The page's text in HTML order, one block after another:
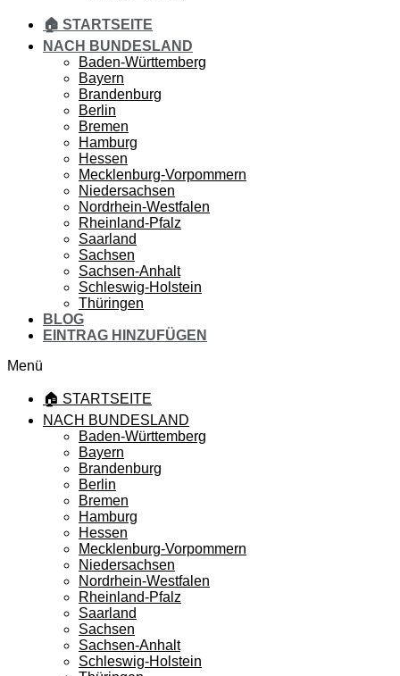
🏠 STARTSEITE
NACH BUNDESLAND
Baden-Württemberg
Bayern
Brandenburg
Berlin
Bremen
Hamburg
Hessen
Mecklenburg-Vorpommern
Niedersachsen
Nordrhein-Westfalen
Rheinland-Pfalz
Saarland
Sachsen
Sachsen-Anhalt
Schleswig-Holstein
Thüringen
BLOG
EINTRAG HINZUFÜGEN
Menü
🏠 STARTSEITE
NACH BUNDESLAND
Baden-Württemberg
Bayern
Brandenburg
Berlin
Bremen
Hamburg
Hessen
Mecklenburg-Vorpommern
Niedersachsen
Nordrhein-Westfalen
Rheinland-Pfalz
Saarland
Sachsen
Sachsen-Anhalt
Schleswig-Holstein